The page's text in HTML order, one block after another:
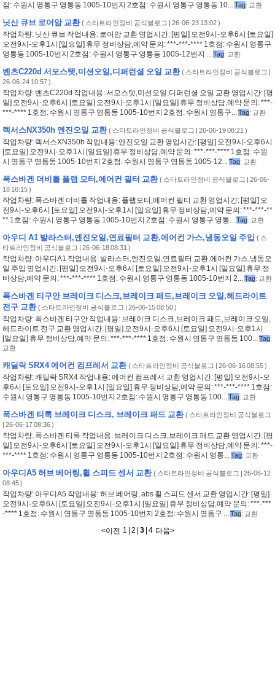
점: 수원시 영통구 영통동 1005-10번지 2호점: 수원시 영통구 영통동 10...Tag: 교환
닛산 큐브 로어암 교환 ( 스타트라인정비 공식블로그 | 26-06-23 13:02 )
작업차량: 닛산 큐브 작업내용: 로어암 교환 영업시간: [평일] 오전9시-오후6시 [토요일]
오전9시-오후1시 [일요일] 휴무 정비상담,예약 문의: ***-***-**** 1호점: 수원시 영통구
영통동 1005-10번지 2호점: 수원시 영통구 영통동 1005-12번지 ...Tag: 교환
벤츠C220d 서모스탯,미션오일,디퍼런셜 오일 교환 ( 스타트라인정비 공식블로그 |
26-06-24 10:57 )
작업차량: 벤츠C220d 작업내용: 서모스탯,미션오일,디퍼런셜 오일 교환 영업시간: [평
일] 오전9시-오후6시 [토요일] 오전9시-오후1시 [일요일] 휴무 정비상담,예약 문의: ***-
***-**** 1호점: 수원시 영통구 영통동 1005-10번지 2호점: 수원시 영통구...Tag: 교환
렉서스NX350h 엔진오일 교환 ( 스타트라인정비 공식블로그 | 26-06-19 08:21 )
작업차량: 렉서스XN350h 작업내용: 엔진오일 교환 영업시간: [평일] 오전9시-오후6시
[토요일] 오전9시-오후1시 [일요일] 휴무 정비상담,예약 문의: ***-***-**** 1호점: 수원
시 영통구 영통동 1005-10번지 2호점: 수원시 영통구 영통동 1005-12...Tag: 교환
폭스바겐 더비틀 플랩 모터,에어컨 필터 교환 ( 스타트라인정비 공식블로그 | 26-06-
18 16:15 )
작업차량: 폭스바겐 더비틀 작업내용: 플랩모터,에어컨 필터 교환 영업시간: [평일] 오
전9시-오후6시 [토요일] 오전9시-오후1시 [일요일] 휴무 정비상담,예약 문의: ***-***-**
** 1호점: 수원시 영통구 영통동 1005-10번지 2호점: 수원시 영통구 영통...Tag: 교환
아우디 A1 발라스터,엔진오일,연료필터 교환,에어컨 가스,냉동오일 주입 ( 스
타트라인정비 공식블로그 | 26-06-18 08:31 )
작업차량: 아우디A1 작업내용: 발라스터,엔진오일,연료필터 교환,에어컨 가스,냉동오
일 주입 영업시간: [평일] 오전9시-오후6시 [토요일] 오전9시-오후1시 [일요일] 휴무 정
비상담,예약 문의: ***-***-**** 1호점: 수원시 영통구 영통동 1005-10번지 2...Tag: 교환
폭스바겐 티구안 브레이크 디스크,브레이크 패드,브레이크 오일,헤드라이트
전구 교환 ( 스타트라인정비 공식블로그 | 26-06-15 08:50 )
작업차량: 폭스바겐 티구안 작업내용: 브레이크 디스크,브레이크 패드,브레이크 오일,
헤드라이트 전구 교환 영업시간: [평일] 오전9시-오후6시 [토요일] 오전9시-오후1시
[일요일] 휴무 정비상담,예약 문의: ***-***-**** 1호점: 수원시 영통구 영통동 100...Tag:
교환
캐딜락 SRX4 에어컨 컴프레서 교환 ( 스타트라인정비 공식블로그 | 26-06-16 08:55 )
작업차량: 캐딜락 SRX4 작업내용: 에어컨 컴프레서 교환 영업시간: [평일] 오전9시-오
후6시 [토요일] 오전9시-오후1시 [일요일] 휴무 정비상담,예약 문의: ***-***-**** 1호점:
수원시 영통구 영통동 1005-10번지 2호점: 수원시 영통구 영통동 100...Tag: 교환
폭스바겐 티록 브레이크 디스크, 브레이크 패드 교환 ( 스타트라인정비 공식블로그
| 26-06-17 08:36 )
작업차량: 폭스바겐 티록 작업내용: 브레이크 디스크,브레이크 패드 교환 영업시간: [평
일] 오전9시-오후6시 [토요일] 오전9시-오후1시 [일요일] 휴무 정비상담,예약 문의: ***-
***-**** 1호점: 수원시 영통구 영통동 1005-10번지 2호점: 수원시 영통...Tag: 교환
아우디A5 허브 베어링,휠 스피드 센서 교환 ( 스타트라인정비 공식블로그 | 26-06-12
08:45 )
작업차량: 아우디A5 작업내용: 허브 베어링, abs 휠 스피드 센서 교환 영업시간: [평일]
오전9시-오후6시 [토요일] 오전9시-오후1시 [일요일] 휴무 정비상담,예약 문의: ***-***
-**** 1호점: 수원시 영통구 영통동 1005-10번지 2호점: 수원시 영통구 ...Tag: 교환
<이전 1 2 3| 4 다음>